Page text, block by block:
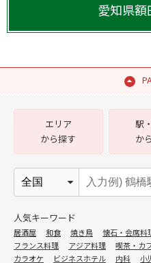
愛知県額
エリア
から探す
駅
か
人気キーワード
居酒屋 和食 焼き鳥 懐石・会席料
フランス料理
アジア料理 喫茶・カ
カラオケ
ビジネスホテル 内科 小